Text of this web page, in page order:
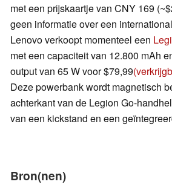
met een prijskaartje van CNY 169
geen informatie over een
Lenovo verkoopt momenteel een
met een capaciteit van 12.800 mAh
output van 65 W voor $79,99
Deze powerbank wordt magnetisch
achterkant van de Legion Go-
van een kickstand en een
Bron(nen)